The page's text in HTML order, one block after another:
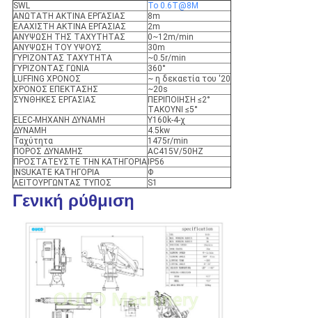
SWL
Το 0.6T@8M
ΑΝΩΤΑΤΗ ΑΚΤΙΝΑ ΕΡΓΑΣΙΑΣ
8m
ΕΛΑΧΙΣΤΗ ΑΚΤΙΝΑ ΕΡΓΑΣΙΑΣ
2m
ΑΝΥΨΩΣΗ ΤΗΣ ΤΑΧΥΤΗΤΑΣ
0~12m/min
ΑΝΥΨΩΣΗ ΤΟΥ ΥΨΟΥΣ
30m
ΓΥΡΙΖΟΝΤΑΣ ΤΑΧΥΤΗΤΑ
~0.5r/min
ΓΥΡΙΖΟΝΤΑΣ ΓΩΝΙΑ
360°
LUFFING ΧΡΟΝΟΣ
~ η δεκαετία του '20
ΧΡΟΝΟΣ ΕΠΕΚΤΑΣΗΣ
~20s
ΣΥΝΘΗΚΕΣ ΕΡΓΑΣΙΑΣ
ΠΕΡΙΠΟΙΗΣΗ ≤2°
ΤΑΚΟΥΝΙ ≤5°
ELEC-ΜΗΧΑΝΗ ΔΥΝΑΜΗ
Y160k-4-χ
ΔΥΝΑΜΗ
4.5kw
Ταχύτητα
1475r/min
ΠΟΡΟΣ ΔΥΝΑΜΗΣ
AC415V/50HZ
ΠΡΟΣΤΑΤΕΥΣΤΕ ΤΗΝ ΚΑΤΗΓΟΡΙΑ IP56
INSUKATE ΚΑΤΗΓΟΡΙΑ
Φ
ΛΕΙΤΟΥΡΓΩΝΤΑΣ ΤΥΠΟΣ
S1
Γενική ρύθμιση